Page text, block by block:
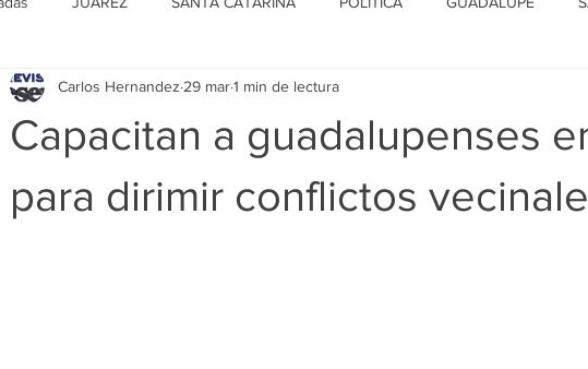
SANTIAGO LA GRILLA SAN NICOLAS
Capacitan a guadalupenses
para dirimir conflictos
Carlos Hernandez 29 mar1 min de lectura